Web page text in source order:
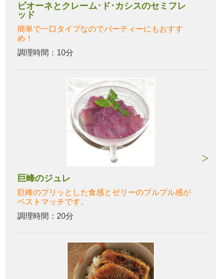
ピオーネとクレーム･ド･カシスのセミフレ
ッド
簡単で一口タイプなのでパーティーにもおすす
め！
調理時間：10分
巨峰のジュレ
巨峰のプリッとした食感とゼリーのプルプル感が
ベストマッチです。
調理時間：20分